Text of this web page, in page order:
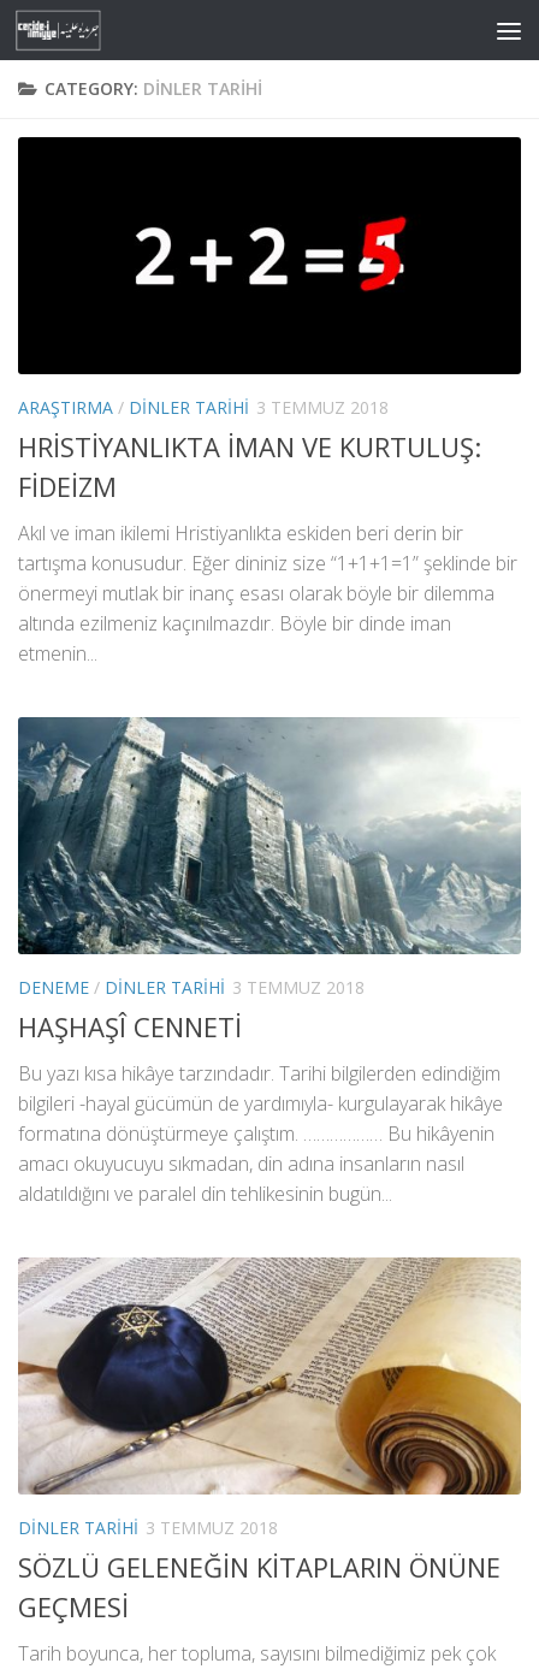
Skip to content
CATEGORY: DINLER TARIHI
ARAŞTIRMA / DINLER TARIHI 3 TEMMUZ 2018
HRİSTİYANLIKTA İMAN VE KURTULUŞ:
FİDEİZM
Akıl ve iman ikilemi Hristiyanlıkta eskiden beri derin bir
tartışma konusudur. Eğer dininiz size “1+1+1=1” şeklinde bir
önermeyi mutlak bir inanç esası olarak böyle bir dilemma
altında ezilmeniz kaçınılmazdır. Böyle bir dinde iman
etmenin...
DENEME / DINLER TARIHI 3 TEMMUZ 2018
HAŞHAŞÎ CENNETİ
Bu yazı kısa hikâye tarzındadır. Tarihi bilgilerden edindiğim
bilgileri -hayal gücümün de yardımıyla- kurgulayarak hikâye
formatına dönüştürmeye çalıştım. ……………… Bu hikâyenin
amacı okuyucuyu sıkmadan, din adına insanların nasıl
aldatıldığını ve paralel din tehlikesinin bugün...
DINLER TARIHI 3 TEMMUZ 2018
SÖZLÜ GELENEĞİN KİTAPLARIN ÖNÜNE
GEÇMESİ
Tarih boyunca, her topluma, sayısını bilmediğimiz pek çok